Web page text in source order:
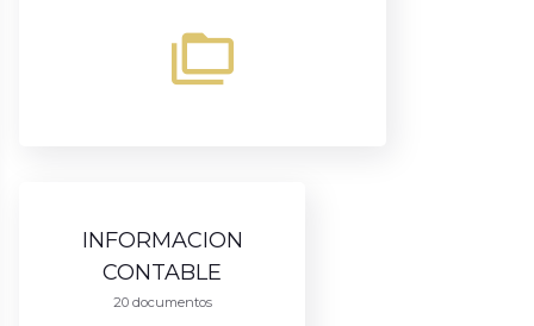
INFORMACION
CONTABLE
20 documentos